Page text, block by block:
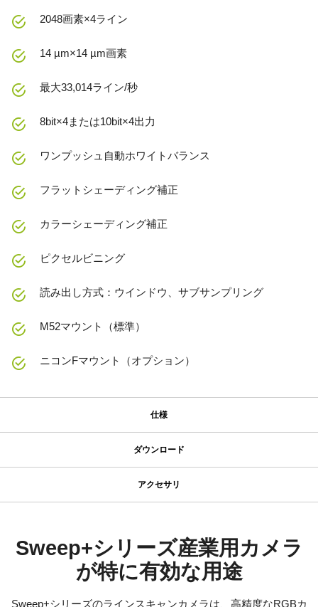
2048画素×4ライン
14 µm×14 µm画素
最大33,014ライン/秒
8bit×4または10bit×4出力
ワンプッシュ自動ホワイトバランス
フラットシェーディング補正
カラーシェーディング補正
ピクセルビニング
読み出し方式：ウインドウ、サブサンプリング
M52マウント（標準）
ニコンFマウント（オプション）
仕様
カメラタイプ
カラー／モノクロ
ダウンロード
マニュアル - LQ-201CL
データシート - LQ-201CL
アクセサリ
055シリーズ
JAIカメラ専用 ACアダプタ VA-055シリーズ
Sweep+シリーズ産業用カメラ
が特に有効な用途
Sweep+シリーズのラインスキャンカメラは、高精度なRGBカ